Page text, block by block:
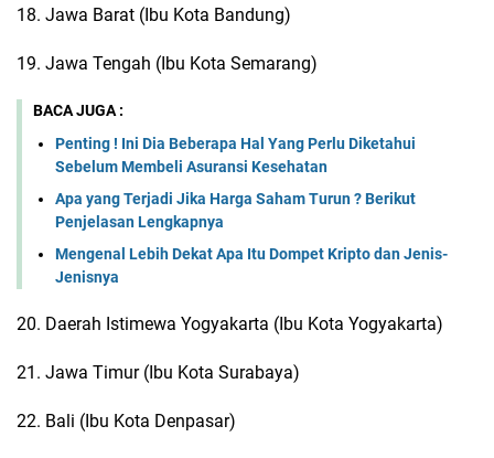
18. Jawa Barat (Ibu Kota Bandung)
19. Jawa Tengah (Ibu Kota Semarang)
BACA JUGA :
Penting ! Ini Dia Beberapa Hal Yang Perlu Diketahui
Sebelum Membeli Asuransi Kesehatan
Apa yang Terjadi Jika Harga Saham Turun ? Berikut
Penjelasan Lengkapnya
Mengenal Lebih Dekat Apa Itu Dompet Kripto dan Jenis-
Jenisnya
20. Daerah Istimewa Yogyakarta (Ibu Kota Yogyakarta)
21. Jawa Timur (Ibu Kota Surabaya)
22. Bali (Ibu Kota Denpasar)